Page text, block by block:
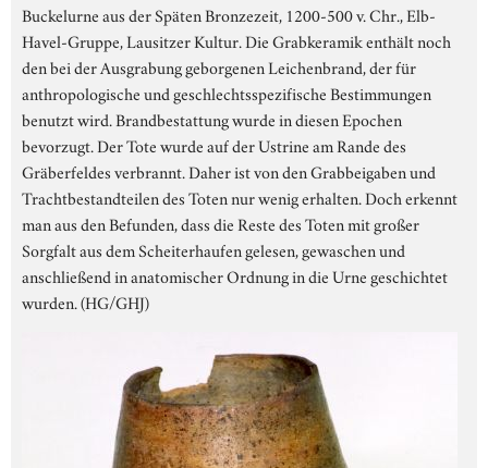
Buckelurne aus der Späten Bronzezeit, 1200-500 v. Chr., Elb-
Havel-Gruppe, Lausitzer Kultur. Die Grabkeramik enthält noch
den bei der Ausgrabung geborgenen Leichenbrand, der für
anthropologische und geschlechtsspezifische Bestimmungen
benutzt wird. Brandbestattung wurde in diesen Epochen
bevorzugt. Der Tote wurde auf der Ustrine am Rande des
Gräberfeldes verbrannt. Daher ist von den Grabbeigaben und
Trachtbestandteilen des Toten nur wenig erhalten. Doch erkennt
man aus den Befunden, dass die Reste des Toten mit großer
Sorgfalt aus dem Scheiterhaufen gelesen, gewaschen und
anschließend in anatomischer Ordnung in die Urne geschichtet
wurden. (HG/GHJ)